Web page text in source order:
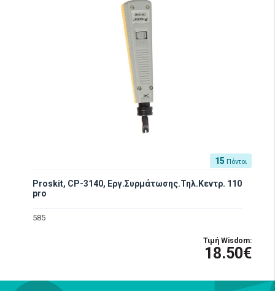
15 Πόντοι
Proskit, CP-3140, Εργ.Συρμάτωσης.Τηλ.Κεντρ. 110
pro
585
Τιμή Wisdom:
18.50€